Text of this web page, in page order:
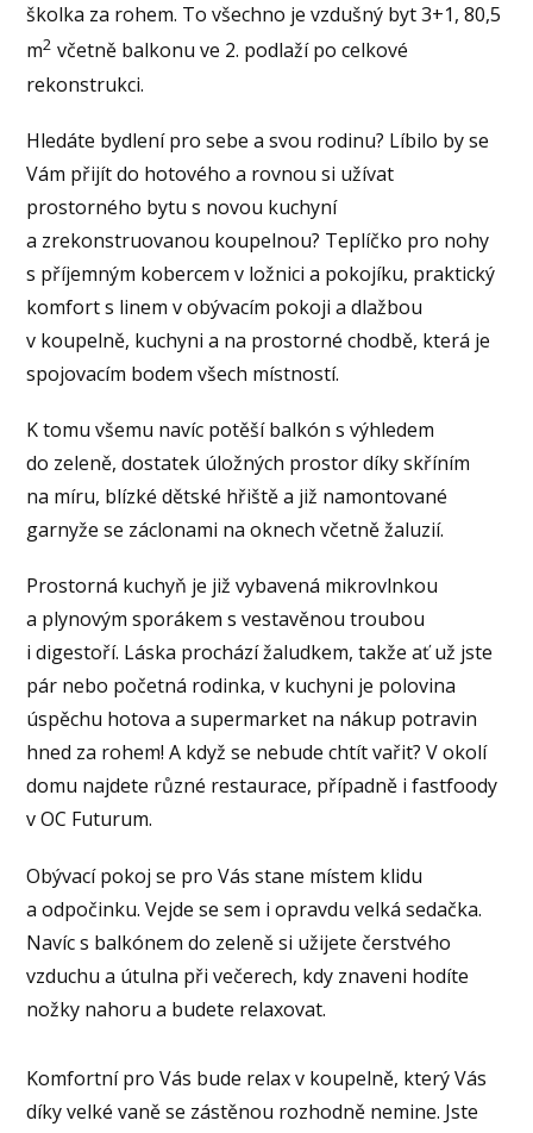
školka za rohem. To všechno je vzdušný byt 3+1, 80,5
m2 včetně balkonu ve 2. podlaží po celkové
rekonstrukci.
Hledáte bydlení pro sebe a svou rodinu? Líbilo by se
Vám přijít do hotového a rovnou si užívat
prostorného bytu s novou kuchyní
a zrekonstruovanou koupelnou? Teplíčko pro nohy
s příjemným kobercem v ložnici a pokojíku, praktický
komfort s linem v obývacím pokoji a dlažbou
v koupelně, kuchyni a na prostorné chodbě, která je
spojovacím bodem všech místností.
K tomu všemu navíc potěší balkón s výhledem
do zeleně, dostatek úložných prostor díky skříním
na míru, blízké dětské hřiště a již namontované
garnyže se záclonami na oknech včetně žaluzií.
Prostorná kuchyň je již vybavená mikrovlnkou
a plynovým sporákem s vestavěnou troubou
i digestoří. Láska prochází žaludkem, takže ať už jste
pár nebo početná rodinka, v kuchyni je polovina
úspěchu hotova a supermarket na nákup potravin
hned za rohem! A když se nebude chtít vařit? V okolí
domu najdete různé restaurace, případně i fastfoody
v OC Futurum.
Obývací pokoj se pro Vás stane místem klidu
a odpočinku. Vejde se sem i opravdu velká sedačka.
Navíc s balkónem do zeleně si užijete čerstvého
vzduchu a útulna při večerech, kdy znaveni hodíte
nožky nahoru a budete relaxovat.
Komfortní pro Vás bude relax v koupelně, který Vás
díky velké vaně se zástěnou rozhodně nemine. Jste